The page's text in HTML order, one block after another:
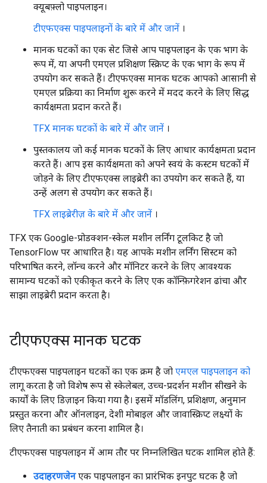
क्यूबफ़्लो पाइपलाइन।
टीएफएक्स पाइपलाइनों के बारे में और जानें ।
मानक घटकों का एक सेट जिसे आप पाइपलाइन के एक भाग के
रूप में, या अपनी एमएल प्रशिक्षण स्क्रिप्ट के एक भाग के रूप में
उपयोग कर सकते हैं। टीएफएक्स मानक घटक आपको आसानी से
एमएल प्रक्रिया का निर्माण शुरू करने में मदद करने के लिए सिद्ध
कार्यक्षमता प्रदान करते हैं।
TFX मानक घटकों के बारे में और जानें ।
पुस्तकालय जो कई मानक घटकों के लिए आधार कार्यक्षमता प्रदान
करते हैं। आप इस कार्यक्षमता को अपने स्वयं के कस्टम घटकों में
जोड़ने के लिए टीएफएक्स लाइब्रेरी का उपयोग कर सकते हैं, या
उन्हें अलग से उपयोग कर सकते हैं।
TFX लाइब्रेरीज़ के बारे में और जानें ।
TFX एक Google-प्रोडक्शन-स्केल मशीन लर्निंग टूलकिट है जो
TensorFlow पर आधारित है। यह आपके मशीन लर्निंग सिस्टम को
परिभाषित करने, लॉन्च करने और मॉनिटर करने के लिए आवश्यक
सामान्य घटकों को एकीकृत करने के लिए एक कॉन्फ़िगरेशन ढांचा और
साझा लाइब्रेरी प्रदान करता है।
टीएफएक्स मानक घटक
टीएफएक्स पाइपलाइन घटकों का एक क्रम है जो एमएल पाइपलाइन को
लागू करता है जो विशेष रूप से स्केलेबल, उच्च-प्रदर्शन मशीन सीखने के
कार्यों के लिए डिज़ाइन किया गया है। इसमें मॉडलिंग, प्रशिक्षण, अनुमान
प्रस्तुत करना और ऑनलाइन, देशी मोबाइल और जावास्क्रिप्ट लक्ष्यों के
लिए तैनाती का प्रबंधन करना शामिल है।
टीएफएक्स पाइपलाइन में आम तौर पर निम्नलिखित घटक शामिल होते हैं:
उदाहरणजेनएक पाइपलाइन का प्रारंभिक इनपुट घटक है जो